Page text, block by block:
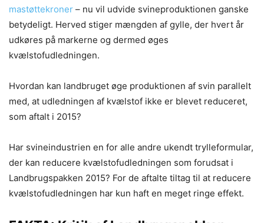
mastøttekroner – nu vil udvide svineproduktionen ganske
betydeligt. Herved stiger mængden af gyl­le, der hvert år
udkøres på markerne og dermed øges
kvælstofudledningen.
Hvordan kan landbruget øge produktionen af svin parallelt
med, at udledningen af kvælstof ikke er blevet reduceret,
som aftalt i 2015?
Har svineindustrien en for alle andre ukendt trylleformular,
der kan reducere kvælstofudledningen som forudsat i
Landbrugspakken 2015? For de aftalte tiltag til at reducere
kvælstofudledningen har kun haft en meget ringe effekt.